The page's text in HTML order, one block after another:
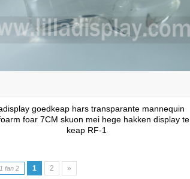
goedkeap hars transparante mannequin
foar 7CM skuon mei hege hakken display te
keap RF-1
fan 2 1 2 »